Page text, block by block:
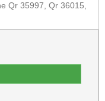
Qr 35997, Qr 36015,